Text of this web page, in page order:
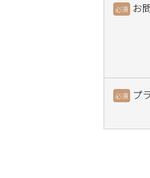
必須 お
必須 プ